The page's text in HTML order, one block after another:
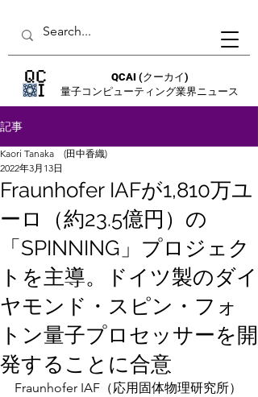
QCAI (クーカイ)
量子コンピューティング業界ニュース
記事
Fraunhofer IAFが1,810万ユ
ーロ（約23.5億円）の
「SPINNING」プロジェク
トを主導。ドイツ製のダイ
ヤモンド・スピン・フォ
トン量子プロセッサーを開
発することに合意
Kaori Tanaka (田中香織)
2022年3月13日
Fraunhofer IAF（応用固体物理研究所）